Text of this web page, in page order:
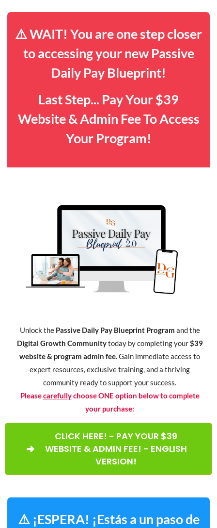
⚠️ WAIT! You are one step closer
to accessing your new Passive
Daily Pay Blueprint!
Last Step... Pay Your $39
Website & Admin Fee To Access
Your Program!
Unlock the Passive Daily Pay Blueprint Program and the
Digital Growth Communitytoday by completing your$39
website & program admin fee. Gain immediate access to
expert resources, exclusive training, and a thriving
community ready to support your success.
Pleasecarefullychoose ONE option below to complete
your purchase:
CLICK HERE! - PAY YOUR $39
WEBSITE & ADMIN FEE! - ENGLISH
VERSION!
⚠️ ¡ESPERA! ¡Estás a un paso de